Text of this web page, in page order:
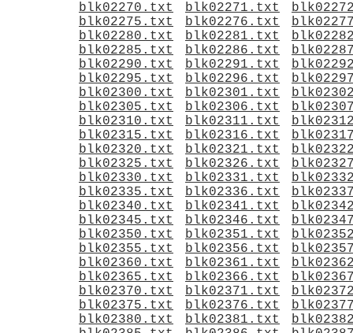
blk02270.txt
blk02271.txt
blk02275.txt
blk02276.txt
blk02280.txt
blk02281.txt
blk02285.txt
blk02286.txt
blk02290.txt
blk02291.txt
blk02295.txt
blk02296.txt
blk02300.txt
blk02301.txt
blk02305.txt
blk02306.txt
blk02310.txt
blk02311.txt
blk02315.txt
blk02316.txt
blk02320.txt
blk02321.txt
blk02325.txt
blk02326.txt
blk02330.txt
blk02331.txt
blk02335.txt
blk02336.txt
blk02340.txt
blk02341.txt
blk02345.txt
blk02346.txt
blk02350.txt
blk02351.txt
blk02355.txt
blk02356.txt
blk02360.txt
blk02361.txt
blk02365.txt
blk02366.txt
blk02370.txt
blk02371.txt
blk02375.txt
blk02376.txt
blk02380.txt
blk02381.txt